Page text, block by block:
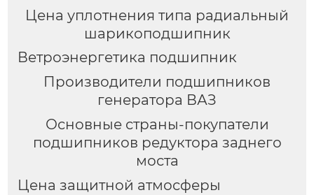
Цена уплотнения типа радиальный
шарикоподшипник
Ветроэнергетика подшипник
Производители подшипников
генератора ВАЗ
Основные страны-покупатели
подшипников редуктора заднего
моста
Цена защитной атмосферы